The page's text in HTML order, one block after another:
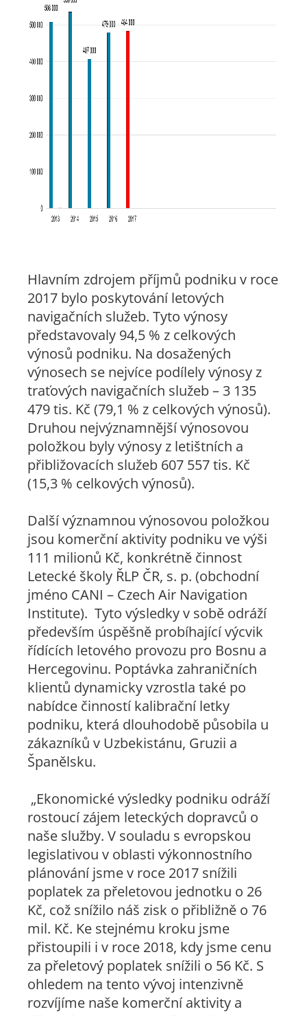
Hlavním zdrojem příjmů podniku v roce
2017 bylo poskytování letových
navigačních služeb. Tyto výnosy
představovaly 94,5 % z celkových
výnosů podniku. Na dosažených
výnosech se nejvíce podílely výnosy z
traťových navigačních služeb – 3 135
479 tis. Kč (79,1 % z celkových výnosů).
Druhou nejvýznamnější výnosovou
položkou byly výnosy z letištních a
přibližovacích služeb 607 557 tis. Kč
(15,3 % celkových výnosů).
Další významnou výnosovou položkou
jsou komerční aktivity podniku ve výši
111 milionů Kč, konkrétně činnost
Letecké školy ŘLP ČR, s. p. (obchodní
jméno CANI – Czech Air Navigation
Institute). Tyto výsledky v sobě odráží
především úspěšně probíhající výcvik
řídících letového provozu pro Bosnu a
Hercegovinu. Poptávka zahraničních
klientů dynamicky vzrostla také po
nabídce činností kalibrační letky
podniku, která dlouhodobě působila u
zákazníků v Uzbekistánu, Gruzii a
Španělsku.
„Ekonomické výsledky podniku odráží
rostoucí zájem leteckých dopravců o
naše služby. V souladu s evropskou
legislativou v oblasti výkonnostního
plánování jsme v roce 2017 snížili
poplatek za přeletovou jednotku o 26
Kč, což snížilo náš zisk o přibližně o 76
mil. Kč. Ke stejnému kroku jsme
přistoupili i v roce 2018, kdy jsme cenu
za přeletový poplatek snížili o 56 Kč. S
ohledem na tento vývoj intenzivně
rozvíjíme naše komerční aktivity a